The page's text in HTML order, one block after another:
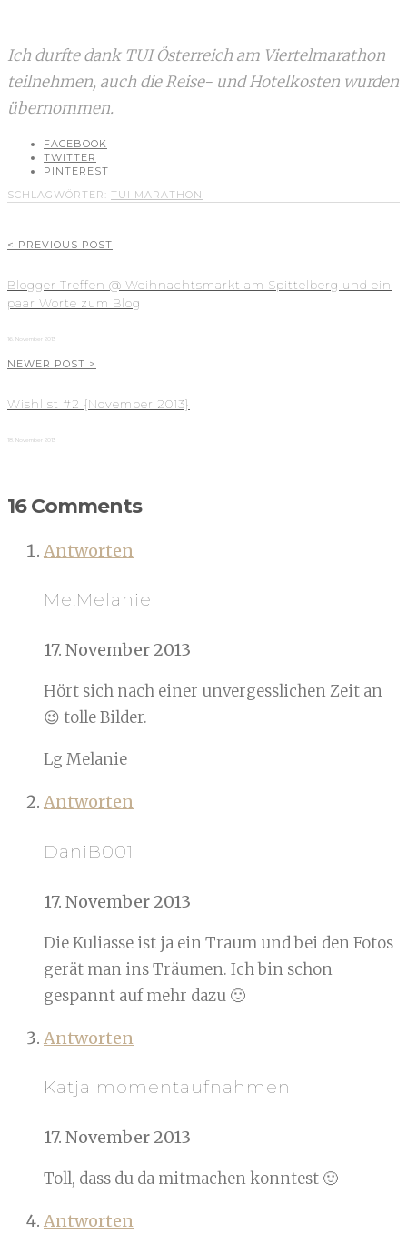
Ich durfte dank TUI Österreich am Viertelmarathon
teilnehmen, auch die Reise- und Hotelkosten wurden
übernommen.
FACEBOOK
TWITTER
PINTEREST
SCHLAGWÖRTER: TUI MARATHON
< PREVIOUS POST
Blogger Treffen @ Weihnachtsmarkt am Spittelberg und ein
paar Worte zum Blog
16. November 2013
NEWER POST >
Wishlist #2 {November 2013}
18. November 2013
16 Comments
Antworten
Me.Melanie
17. November 2013
Hört sich nach einer unvergesslichen Zeit an
😉 tolle Bilder.
Lg Melanie
Antworten
DaniB001
17. November 2013
Die Kuliasse ist ja ein Traum und bei den Fotos
gerät man ins Träumen. Ich bin schon
gespannt auf mehr dazu 🙂
Antworten
Katja momentaufnahmen
17. November 2013
Toll, dass du da mitmachen konntest 🙂
Antworten